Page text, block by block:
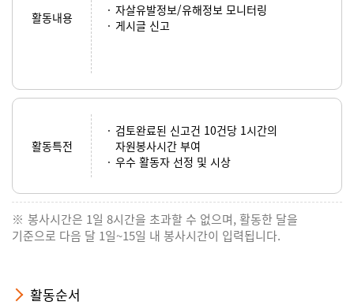
활동내용
자살유발정보/유해정보 모니터링
게시글 신고
활동특전
검토완료된 신고건 10건당 1시간의
자원봉사시간 부여
우수 활동자 선정 및 시상
봉사시간은 1일 8시간을 초과할 수 없으며, 활동한 달을
기준으로 다음 달 1일~15일 내 봉사시간이 입력됩니다.
활동순서